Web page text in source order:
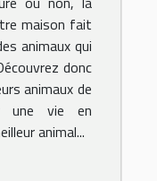
maison fait
animaux qui
donc
animaux de
une vie en
animal...